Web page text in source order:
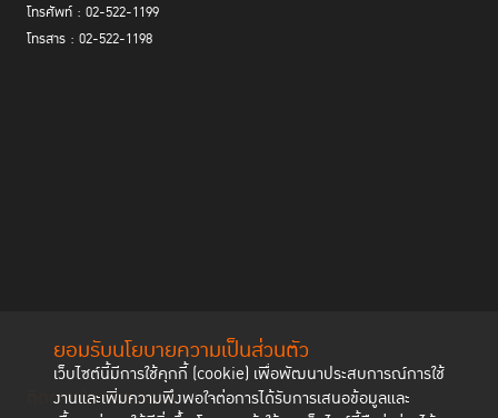
ยอมรับนโยบายความเป็นส่วนตัว
เว็บไซต์นี้มีการใช้คุกกี้ (cookie) เพื่อพัฒนาประสบการณ์การใช้
งานและเพิ่มความพึงพอใจต่อการได้รับการเสนอข้อมูลและ
โทรศัพท์ : 02-522-1199
โทรสาร : 02-522-1198
ติดตามช่องทาง social